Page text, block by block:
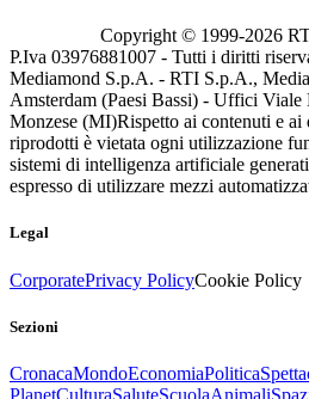
Copyright © 1999-2026
P.Iva 03976881007 - Tutti i diritti
Mediamond S.p.A. - RTI S.p.A.,
Amsterdam (Paesi Bassi) - Uffici
Monzese (MI)Rispetto ai contenuti e ai
riprodotti è vietata ogni utilizzazione
sistemi di intelligenza artificiale
espresso di utilizzare mezzi
Legal
CorporatePrivacy PolicyCookie Policy
Sezioni
CronacaMondoEconomiaPolitica
PlanetCulturaSaluteScuolaAnimali